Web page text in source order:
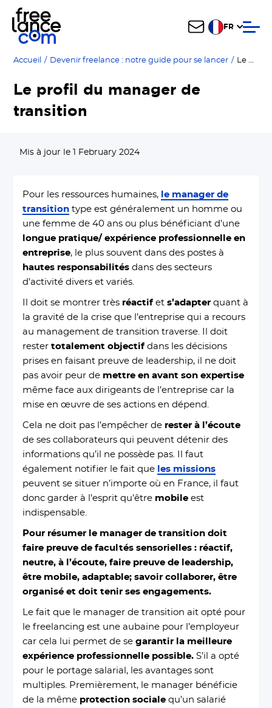
FR
Accueil / Devenir freelance : notre guide pour se lancer / Le profil du manager de transition
Le profil du manager de
transition
Mis à jour le 1 February 2024
Pour les ressources humaines, le manager de
transition type est généralement un homme ou
une femme de 40 ans ou plus bénéficiant d’une
longue pratique/ expérience professionnelle en
entreprise, le plus souvent dans des postes à
hautes responsabilités dans des secteurs
d’activité divers et variés.
Il doit se montrer très réactif ets’adapterquant à
la gravité de la crise que l’entreprise qui a recours
au management de transition traverse. Il doit
restertotalement objectifdans les décisions
prises en faisant preuve de leadership, il ne doit
pas avoir peur de mettre en avant son expertise
même face aux dirigeants de l’entreprise car la
mise enœuvrede ses actions en dépend.
Cela ne doit pas l’empêcher de rester à l’écoute
de ses collaborateurs qui peuvent détenir des
informations qu’il ne possède pas. Il faut
également notifier le fait que les missions
peuvent se situer n’importe où en France, il faut
donc garder à l’esprit qu’être mobile est
indispensable.
Pour résumer le manager de transition doit
faire preuve de facultés sensorielles : réactif,
neutre, à l’écoute, faire preuve de leadership,
être mobile, adaptable; savoir collaborer, être
organisé et doit tenir ses engagements.
Le fait que le manager de transition ait opté pour
le freelancing est une aubaine pour l’employeur
car cela lui permet de se garantir la meilleure
expérience professionnelle possible.S’il a opté
pour le portage salarial, les avantages sont
multiples. Premièrement, le manager bénéficie
de la même protection sociale qu’un salarié